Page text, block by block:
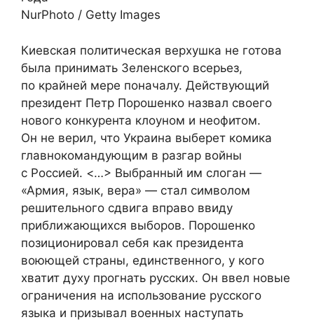
NurPhoto / Getty Images
Киевская политическая верхушка не готова
была принимать Зеленского всерьез,
по крайней мере поначалу. Действующий
президент Петр Порошенко назвал своего
нового конкурента клоуном и неофитом.
Он не верил, что Украина выберет комика
главнокомандующим в разгар войны
с Россией. <…> Выбранный им слоган —
«Армия, язык, вера» — стал символом
решительного сдвига вправо ввиду
приближающихся выборов. Порошенко
позиционировал себя как президента
воюющей страны, единственного, у кого
хватит духу прогнать русских. Он ввел новые
ограничения на использование русского
языка и призывал военных наступать